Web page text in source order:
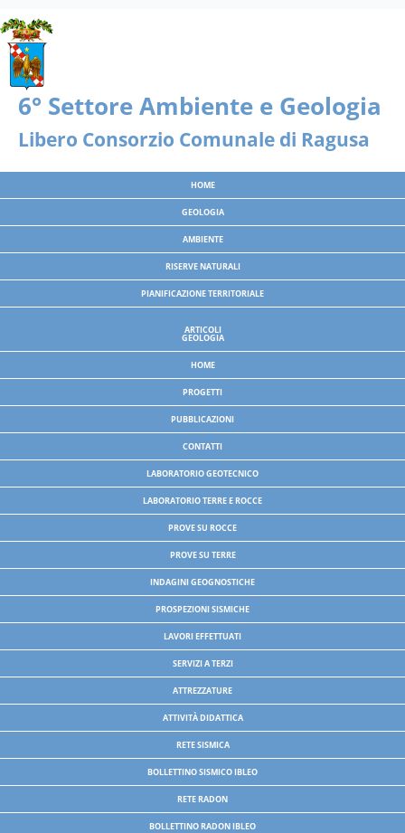
questo
sito
Web
include
un
sistema
accessibilità.
Libero Consorzio Comunale di Ragusa
HOME
GEOLOGIA
AMBIENTE
RISERVE NATURALI
PIANIFICAZIONE TERRITORIALE
ARTICOLI
GEOLOGIA
HOME
PROGETTI
PUBBLICAZIONI
CONTATTI
LABORATORIO GEOTECNICO
LABORATORIO TERRE E ROCCE
PROVE SU ROCCE
PROVE SU TERRE
INDAGINI GEOGNOSTICHE
PROSPEZIONI SISMICHE
LAVORI EFFETTUATI
SERVIZI A TERZI
ATTREZZATURE
ATTIVITÀ DIDATTICA
RETE SISMICA
BOLLETTINO SISMICO IBLEO
RETE RADON
BOLLETTINO RADON IBLEO